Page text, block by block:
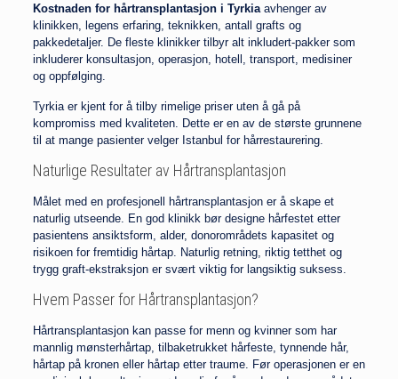
Kostnaden for hårtransplantasjon i Tyrkiaavhenger av
klinikken, legens erfaring, teknikken, antall grafts og
pakkedetaljer. De fleste klinikker tilbyr alt inkludert-pakker som
inkluderer konsultasjon, operasjon, hotell, transport, medisiner
og oppfølging.
Tyrkia er kjent for å tilby rimelige priser uten å gå på
kompromiss med kvaliteten. Dette er en av de største grunnene
til at mange pasienter velger Istanbul for hårrestaurering.
Naturlige Resultater av Hårtransplantasjon
Målet med en profesjonell hårtransplantasjon er å skape et
naturlig utseende. En god klinikk bør designe hårfestet etter
pasientens ansiktsform, alder, donorområdets kapasitet og
risikoen for fremtidig hårtap. Naturlig retning, riktig tetthet og
trygg graft-ekstraksjon er svært viktig for langsiktig suksess.
Hvem Passer for Hårtransplantasjon?
Hårtransplantasjon kan passe for menn og kvinner som har
mannlig mønsterhårtap, tilbaketrukket hårfeste, tynnende hår,
hårtap på kronen eller hårtap etter traume. Før operasjonen er en